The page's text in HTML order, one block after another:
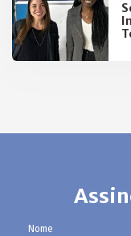
Nome